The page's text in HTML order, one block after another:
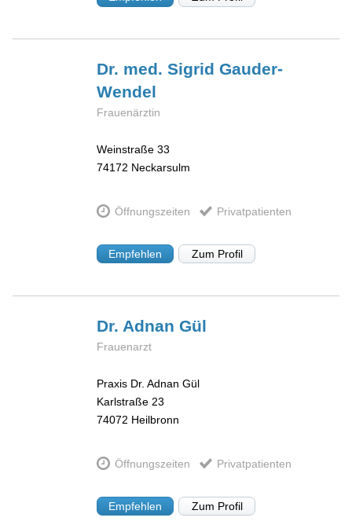
Dr. med. SigridGauder-
Wendel
Frauenärztin
Weinstraße 33
74172 Neckarsulm
Öffnungszeiten Privatpatienten
Empfehlen Zum Profil
Dr. AdnanGül
Frauenarzt
Praxis Dr. Adnan Gül
Karlstraße 23
74072 Heilbronn
Öffnungszeiten Privatpatienten
Empfehlen Zum Profil